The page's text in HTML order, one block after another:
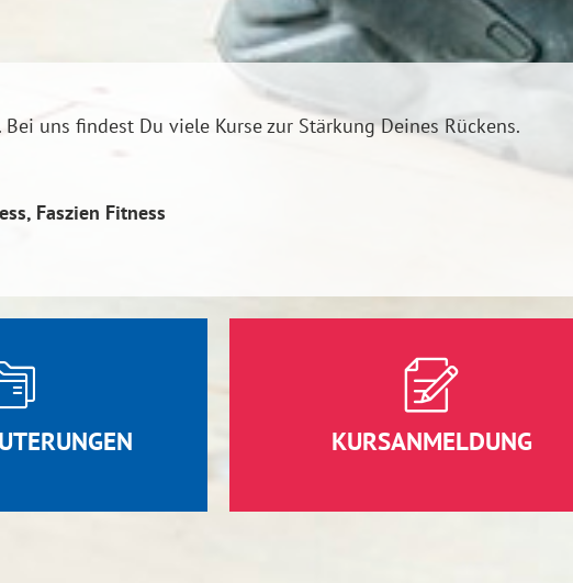
uns findest Du viele Kurse zur Stärkung Deines Rückens.
Faszien Fitness
KURSANMELDUNG